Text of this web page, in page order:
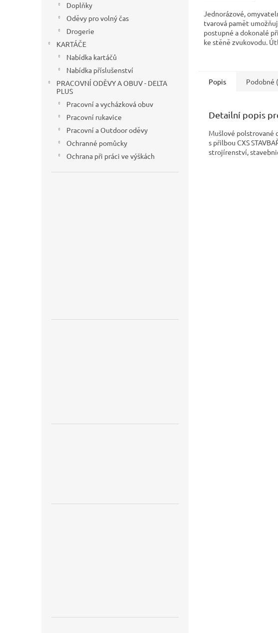
Doplňky
Oděvy pro volný čas
Drogerie
KARTÁČE
Nabídka kartáčů
Nabídka příslušenství
PRACOVNÍ ODĚVY A OBUV - DELTA
PLUS
Pracovní a vycházková obuv
Pracovní rukavice
Pracovní a Outdoor oděvy
Ochranné pomůcky
Ochrana při práci ve výškách
Jednorázové,
tvarová pamět
postupné a dokonalé
ke stěně zvukovodu.
Popis Podobné
Detailní popis
Mušlové polstrované
s přilbou CXS
strojírenství,